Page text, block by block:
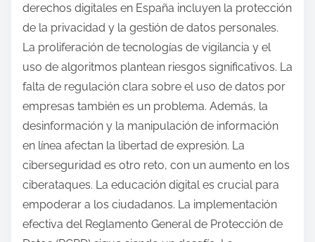
derechos digitales en España incluyen la protección
de la privacidad y la gestión de datos personales.
La proliferación de tecnologías de vigilancia y el
uso de algoritmos plantean riesgos significativos. La
falta de regulación clara sobre el uso de datos por
empresas también es un problema. Además, la
desinformación y la manipulación de información
en línea afectan la libertad de expresión. La
ciberseguridad es otro reto, con un aumento en los
ciberataques. La educación digital es crucial para
empoderar a los ciudadanos. La implementación
efectiva del Reglamento General de Protección de